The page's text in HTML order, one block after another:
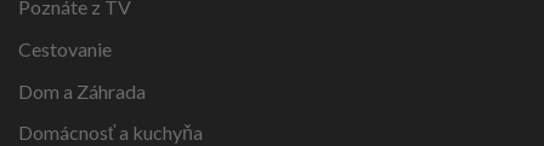
Poznáte z TV
Cestovanie
Dom a Záhrada
Domácnosť a kuchyňa